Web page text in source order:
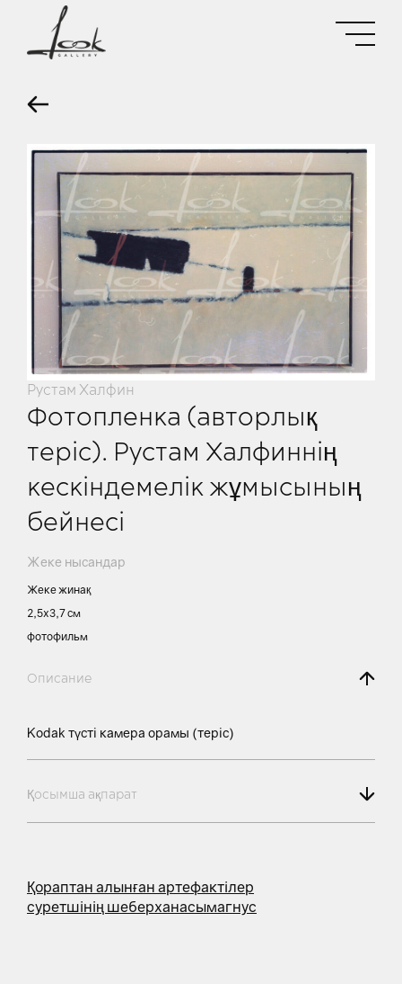
Рустам Халфин
Фотопленка (авторлық
теріс). Рустам Халфиннің
кескіндемелік жұмысының
бейнесі
Жеке нысандар
Жеке жинақ
2,5х3,7 см
фотофильм
Описание
Kodak түсті камера орамы (теріс)
Қосымша ақпарат
Қораптан алынған артефактілер
суретшінің шеберханасымагнус